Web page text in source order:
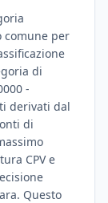
comune per
di
-
derivati dal
di
CPV e
Questo